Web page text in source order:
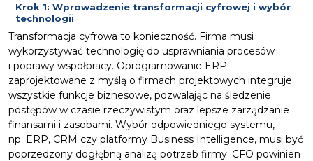
Krok 1: Wprowadzenie transformacji cyfrowej i wybór
technologii
Transformacja cyfrowa to konieczność. Firma musi
wykorzystywać technologię do usprawniania procesów
i poprawy współpracy. Oprogramowanie ERP
zaprojektowane z myślą o firmach projektowych integruje
wszystkie funkcje biznesowe, pozwalając na śledzenie
postępów w czasie rzeczywistym oraz lepsze zarządzanie
finansami i zasobami. Wybór odpowiedniego systemu,
np. ERP, CRM czy platformy Business Intelligence, musi być
poprzedzony dogłębną analizą potrzeb firmy. CFO powinien